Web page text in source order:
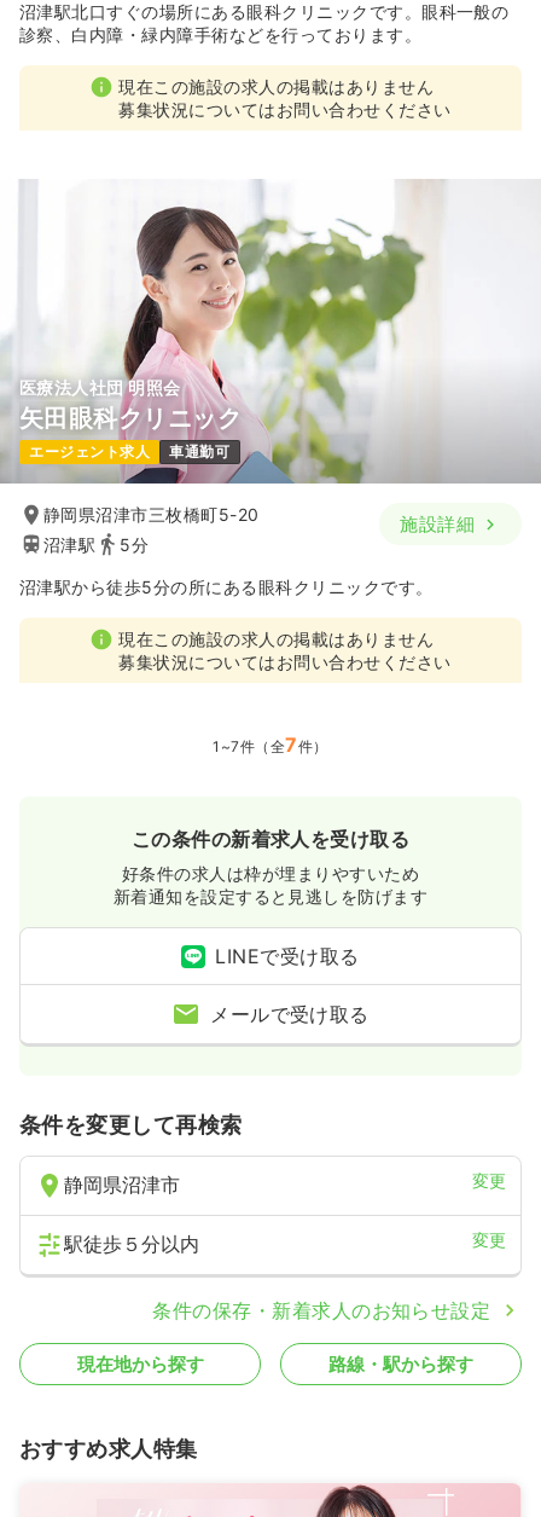
沼津駅北口すぐの場所にある眼科クリニックです。眼科一般の
診察、白内障・緑内障手術などを行っております。
現在この施設の求人の掲載はありません
募集状況についてはお問い合わせください
医療法人社団 明照会
矢田眼科クリニック
エージェント求人 車通勤可
静岡県沼津市三枚橋町5-20
沼津駅
5分
施設詳細
沼津駅から徒歩5分の所にある眼科クリニックです。
現在この施設の求人の掲載はありません
募集状況についてはお問い合わせください
1~7件（全7件）
この条件の新着求人を受け取る
好条件の求人は枠が埋まりやすいため
新着通知を設定すると見逃しを防げます
LINEで受け取る
メールで受け取る
条件を変更して再検索
静岡県沼津市 変更
駅徒歩５分以内 変更
条件の保存・新着求人のお知らせ設定
現在地から探す 路線・駅から探す
おすすめ求人特集